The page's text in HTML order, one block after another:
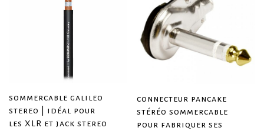
sommercable galileo
stereo | idéal pour
les XLR et jack stereo
connecteur pancake
stéréo sommercable
pour fabriquer ses